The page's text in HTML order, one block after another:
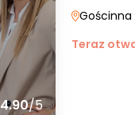
4.90/5
Gościnna
Teraz